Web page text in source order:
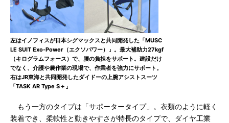
左はイノフィスが日本シグマックスと共同開発した「MUSC
LE SUIT Exo-Power（エクソパワー）」。最大補助力27kgf
（キログラムフォース）で、腰の負担をサポート。建設だけ
でなく、介護や農作業の現場で、作業者を強力にサポート。
右はJR東海と共同開発したダイドーの上腕アシストスーツ
「TASK AR Type S＋」
もう一方のタイプは「サポータータイプ」。衣類のように軽く
装着でき、柔軟性と動きやすさが特長のタイプで、ダイヤ工業